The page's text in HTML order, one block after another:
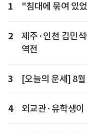
1 "침대에 묶여 있
2
제주·인천 김민
역전
3 [오늘의 운세] 8
4 외교관·유학생이